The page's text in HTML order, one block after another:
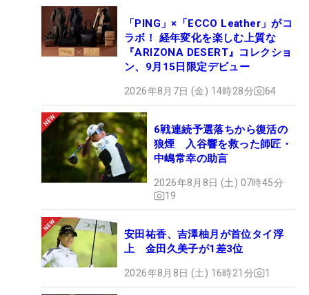
「PING」×「ECCO Leather」がコ
ラボ！ 経年変化を楽しむ上質な
『ARIZONA DESERT』コレクショ
ン、9月15日限定デビュー
2026年8月7日 (金) 14時28分 64
6戦連続予選落ちから復活の
狼煙 入谷響を救った師匠・
中嶋常幸の助言
2026年8月8日 (土) 07時45分
19
安田祐香、吉澤柚月が首位タイ浮
上 金田久美子が1差3位
2026年8月8日 (土) 16時21分 1